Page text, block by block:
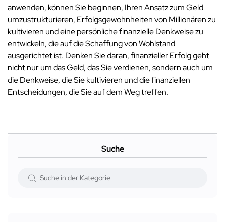
anwenden, können Sie beginnen, Ihren Ansatz zum Geld
umzustrukturieren, Erfolgsgewohnheiten von Millionären zu
kultivieren und eine persönliche finanzielle Denkweise zu
entwickeln, die auf die Schaffung von Wohlstand
ausgerichtet ist. Denken Sie daran, finanzieller Erfolg geht
nicht nur um das Geld, das Sie verdienen, sondern auch um
die Denkweise, die Sie kultivieren und die finanziellen
Entscheidungen, die Sie auf dem Weg treffen.
Suche